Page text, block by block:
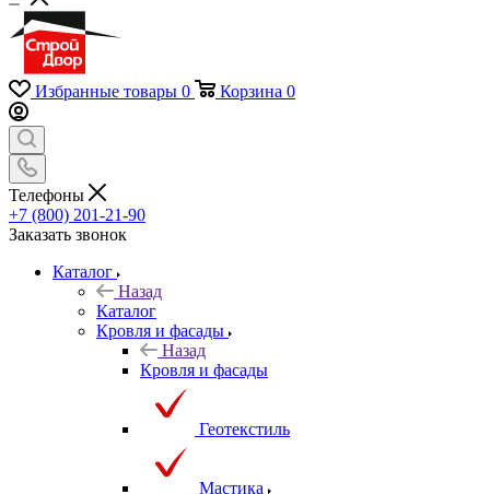
Избранные товары 0 Корзина 0
Телефоны
+7 (800) 201-21-90
Заказать звонок
Каталог
Назад
Каталог
Кровля и фасады
Назад
Кровля и фасады
Геотекстиль
Мастика